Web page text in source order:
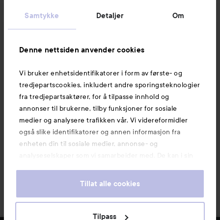
Samtykke Detaljer Om
Denne nettsiden anvender cookies
Vi bruker enhetsidentifikatorer i form av første- og
tredjepartscookies, inkludert andre sporingsteknologier
fra tredjepartsaktører, for å tilpasse innhold og
annonser til brukerne, tilby funksjoner for sosiale
medier og analysere trafikken vår. Vi videreformidler
også slike identifikatorer og annen informasjon fra
enheten din til sosiale medier, annonse- og
analyseselskaper som vi samarbeider med. De kan i sin
informasjon som du har oppgitt eller som de har samlet
våre cookies ved å fortsette å bruke nettsiden vår. For
informasjon om hvordan du kan endre innstillingene for
Tillat alle cookies
Tilpass
Også av interesse